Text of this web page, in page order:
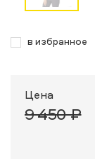
в избранное
Цена
9 450 ₽